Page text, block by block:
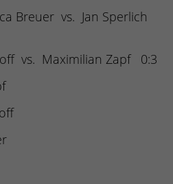
Breuer vs. Jan Sperlich
vs. Maximilian Zapf 0:3